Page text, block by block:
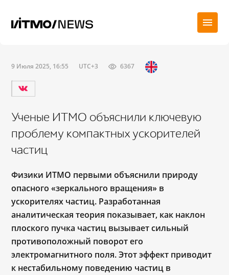
9 Июля 2025, 16:55 UTC+3 6367
Ученые ИТМО объяснили ключевую
проблему компактных ускорителей
частиц
Физики ИТМО первыми объяснили природу
опасного «зеркального вращения» в
ускорителях частиц. Разработанная
аналитическая теория показывает, как наклон
плоского пучка частиц вызывает сильный
противоположный поворот его
электромагнитного поля. Этот эффект приводит
к нестабильному поведению частиц в